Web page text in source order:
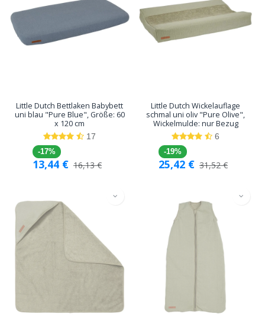
Little Dutch Bettlaken Babybett
uni blau "Pure Blue", Größe: 60
x 120 cm
17
-17%
13,44 € 16,13€
Little Dutch Wickelauflage
schmal uni oliv "Pure Olive",
Wickelmulde: nur Bezug
6
-19%
25,42 € 31,52€